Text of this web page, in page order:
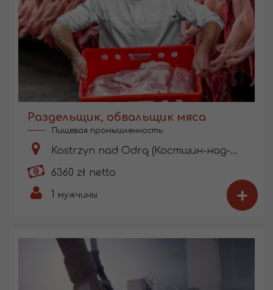
Раздельщик, обвальщик мяса
Пищевая промышленность
Kostrzyn nad Odrą (Костшин-над-Одрой)
6360 zł netto
1 мужчины +